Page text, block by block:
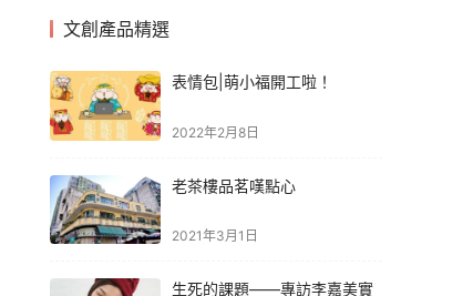
文創產品精選
表情包|萌小福開工啦！
2022年2月8日
老茶樓品茗嘆點心
2021年3月1日
生死的課題——專訪李嘉美實